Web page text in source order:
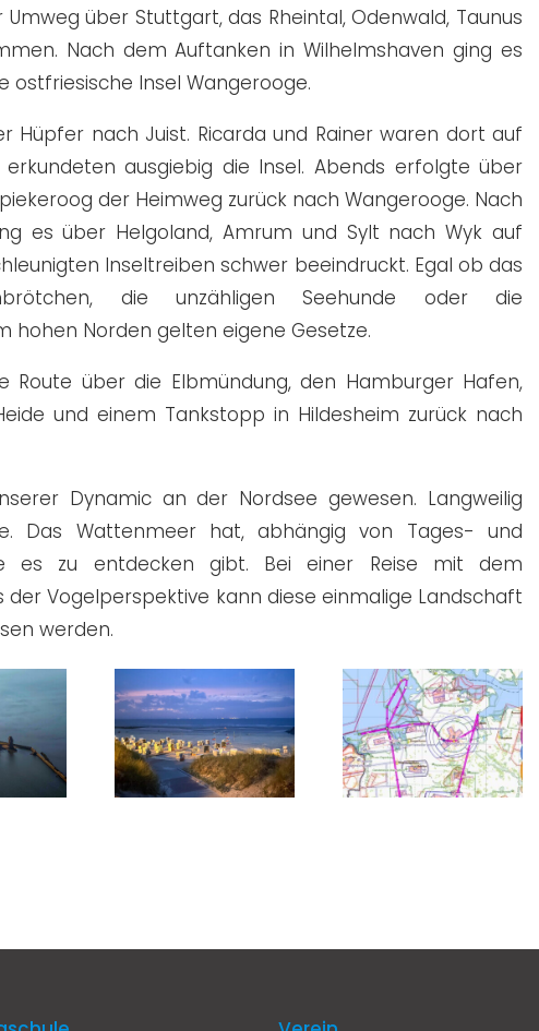
über Stuttgart, das Rheintal, Odenwald, Taunus
Nach dem Auftanken in Wilhelmshaven ging es
Insel Wangerooge.
Hüpfer nach Juist. Ricarda und Rainer waren dort auf
ausgiebig die Insel. Abends erfolgte über
der Heimweg zurück nach Wangerooge. Nach
es über Helgoland, Amrum und Sylt nach Wyk auf
Inseltreiben schwer beeindruckt. Egal ob das
die unzähligen Seehunde oder die
hohen Norden gelten eigene Gesetze.
über die Elbmündung, den Hamburger Hafen,
und einem Tankstopp in Hildesheim zurück nach
Dynamic an der Nordsee gewesen. Langweilig
Das Wattenmeer hat, abhängig von Tages- und
es zu entdecken gibt. Bei einer Reise mit dem
der Vogelperspektive kann diese einmalige Landschaft
werden.